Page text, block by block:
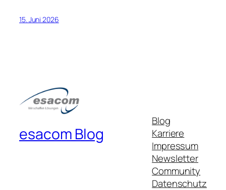
15. Juni 2026
esacom Blog
Blog
Karriere
Impressum
Newsletter
Community
Datenschutz